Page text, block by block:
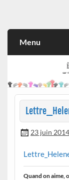
et commerciale
Menu
23 juin 2014
Quand on aime,